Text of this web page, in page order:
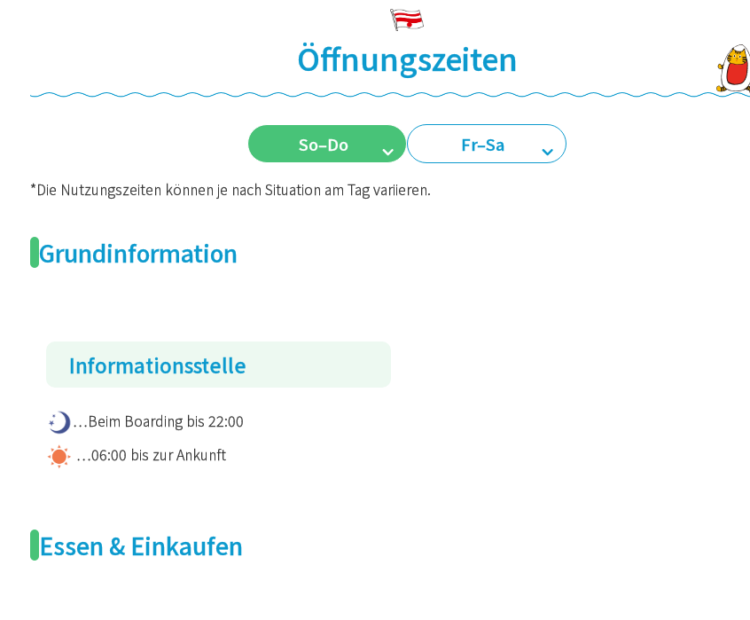
Öffnungszeiten
So–Do Fr–Sa
*Die Nutzungszeiten können je nach Situation am Tag variieren.
Grundinformation
Informationsstelle
…Beim Boarding bis 22:00
…06:00 bis zur Ankunft
Essen & Einkaufen